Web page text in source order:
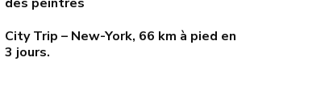
City Trip – New-York, 66 km à pied en
3 jours.